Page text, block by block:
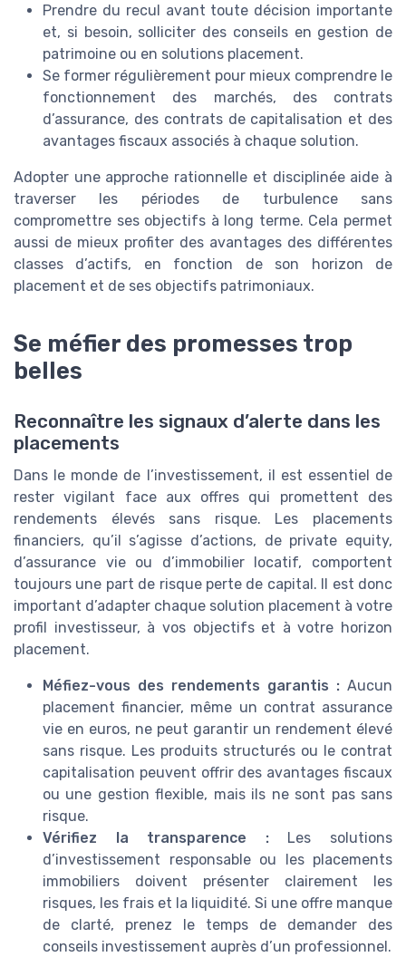
Prendre du recul avant toute décision importante
et, si besoin, solliciter des conseils en gestion de
patrimoine ou en solutions placement.
Se former régulièrement pour mieux comprendre le
fonctionnement des marchés, des contrats
d’assurance, des contrats de capitalisation et des
avantages fiscaux associés à chaque solution.
Adopter une approche rationnelle et disciplinée aide à
traverser les périodes de turbulence sans
compromettre ses objectifs à long terme. Cela permet
aussi de mieux profiter des avantages des différentes
classes d’actifs, en fonction de son horizon de
placement et de ses objectifs patrimoniaux.
Se méfier des promesses trop
belles
Reconnaître les signaux d’alerte dans les
placements
Dans le monde de l’investissement, il est essentiel de
rester vigilant face aux offres qui promettent des
rendements élevés sans risque. Les placements
financiers, qu’il s’agisse d’actions, de private equity,
d’assurance vie ou d’immobilier locatif, comportent
toujours une part de risque perte de capital. Il est donc
important d’adapter chaque solution placement à votre
profil investisseur, à vos objectifs et à votre horizon
placement.
Méfiez-vous des rendements garantis : Aucun
placement financier, même un contrat assurance
vie en euros, ne peut garantir un rendement élevé
sans risque. Les produits structurés ou le contrat
capitalisation peuvent offrir des avantages fiscaux
ou une gestion flexible, mais ils ne sont pas sans
risque.
Vérifiez la transparence :Les solutions
d’investissement responsable ou les placements
immobiliers doivent présenter clairement les
risques, les frais et la liquidité. Si une offre manque
de clarté, prenez le temps de demander des
conseils investissement auprès d’un professionnel.